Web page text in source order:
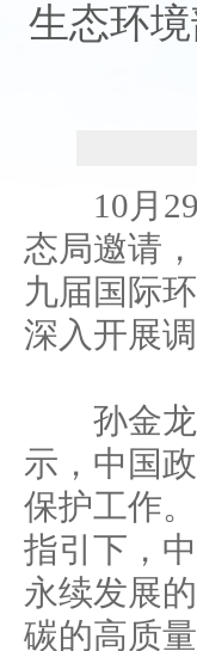
生态环
10月29
态局邀请
九届国际
深入开展
孙金龙
示，中国
保护工作
指引下，
永续发展
碳的高质